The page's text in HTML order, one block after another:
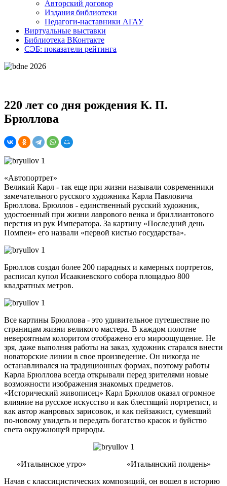
Авторский договор
Издания библиотеки
Педагоги-наставники АГАУ
Виртуальные выставки
Библиотека ВКонтакте
СЭБ: показатели рейтинга
220 лет со дня рождения К. П.
Брюллова
«Автопортрет»
Великий Карл - так еще при жизни называли современники
замечательного русского художника Карла Павловича
Брюллова. Брюллов - единственный русский художник,
удостоенный при жизни лаврового венка и бриллиантового
перстня из рук Императора. За картину «Последний день
Помпеи» его назвали «первой кистью государства».
Брюллов создал более 200 парадных и камерных портретов,
расписал купол Исаакиевского собора площадью 800
квадратных метров.
Все картины Брюллова - это удивительное путешествие по
страницам жизни великого мастера. В каждом полотне
невероятным колоритом отображено его мироощущение. Не
зря, даже выполняя работы на заказ, художник старался внести
новаторские линии в свое произведение. Он никогда не
останавливался на традиционных формах, поэтому работы
Карла Брюллова всегда открывали перед зрителями новые
возможности изображения знакомых предметов.
«Исторический живописец» Карл Брюллов оказал огромное
влияние на русское искусство и как блестящий портретист, и
как автор жанровых зарисовок, и как пейзажист, сумевший
по-новому увидеть и передать богатство красок и буйство
света окружающей природы.
«Итальянское утро» «Итальянский полдень»
Начав с классицистических композиций, он вошел в историю